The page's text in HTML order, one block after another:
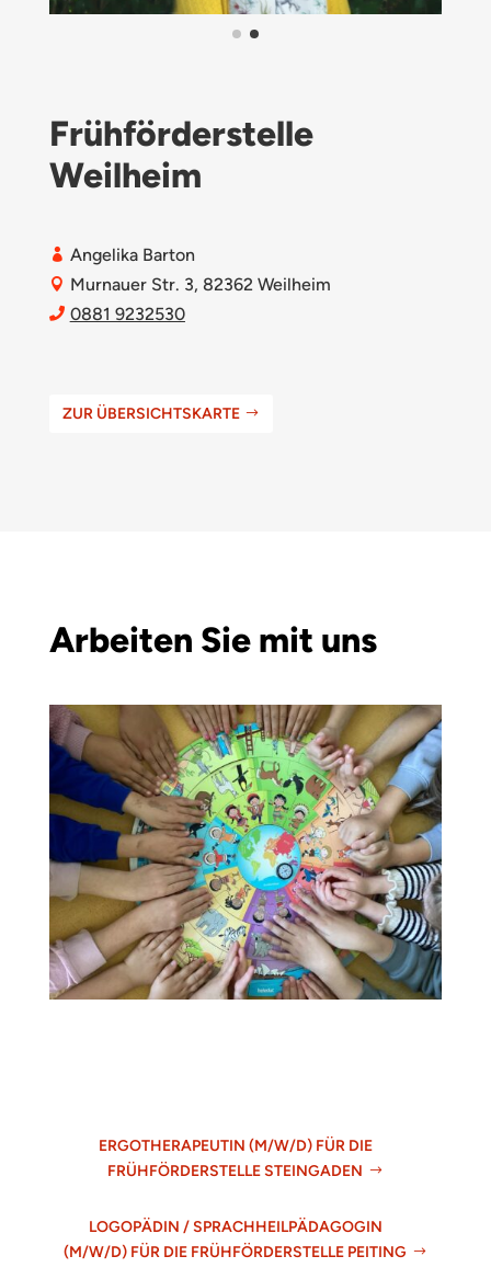
Frühförderstelle
Weilheim
 Angelika Barton
 Murnauer Str. 3, 82362 Weilheim
 0881 9232530
ZUR ÜBERSICHTSKARTE
Arbeiten Sie mit uns
ERGOTHERAPEUTIN (M/W/D) FÜR DIE
FRÜHFÖRDERSTELLE STEINGADEN
LOGOPÄDIN / SPRACHHEILPÄDAGOGIN
(M/W/D) FÜR DIE FRÜHFÖRDERSTELLE PEITING